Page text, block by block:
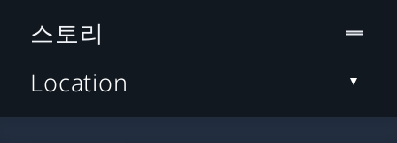
스토리
Location